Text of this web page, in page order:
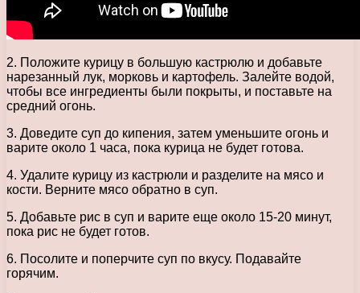
2. Положите курицу в большую кастрюлю и добавьте
нарезанный лук, морковь и картофель. Залейте водой,
чтобы все ингредиенты были покрыты, и поставьте на
средний огонь.
3. Доведите суп до кипения, затем уменьшите огонь и
варите около 1 часа, пока курица не будет готова.
4. Удалите курицу из кастрюли и разделите на мясо и
кости. Верните мясо обратно в суп.
5. Добавьте рис в суп и варите еще около 15-20 минут,
пока рис не будет готов.
6. Посолите и поперчите суп по вкусу. Подавайте
горячим.